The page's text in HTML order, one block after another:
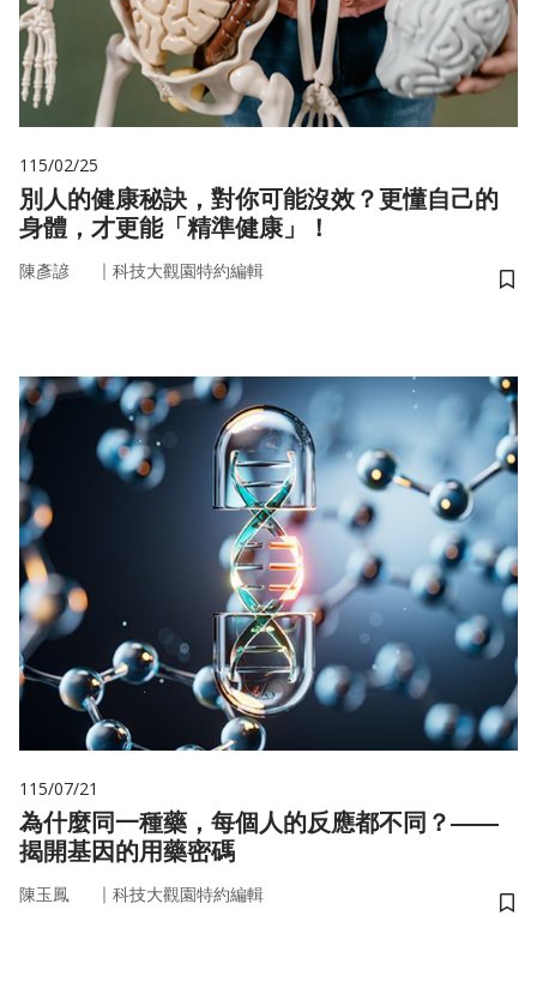
115/02/25
別人的健康秘訣，對你可能沒效？更懂自己的
身體，才更能「精準健康」！
陳彥諺 ｜ 科技大觀園特約編輯
儲
115/07/21
為什麼同一種藥，每個人的反應都不同？——
揭開基因的用藥密碼
陳玉鳳 ｜ 科技大觀園特約編輯
儲